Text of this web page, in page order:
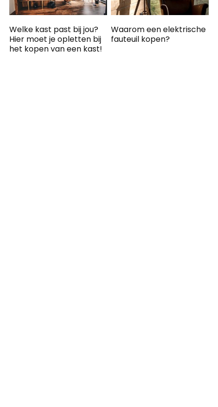
Welke kast past bij jou?
Hier moet je opletten bij
het kopen van een kast!
Waarom een elektrische
fauteuil kopen?